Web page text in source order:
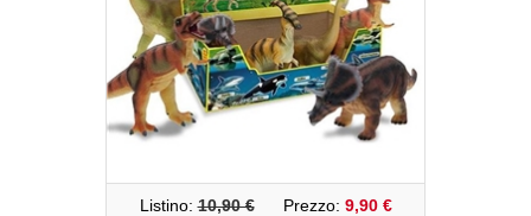
Listino:10,90 €Prezzo: 9,90 €